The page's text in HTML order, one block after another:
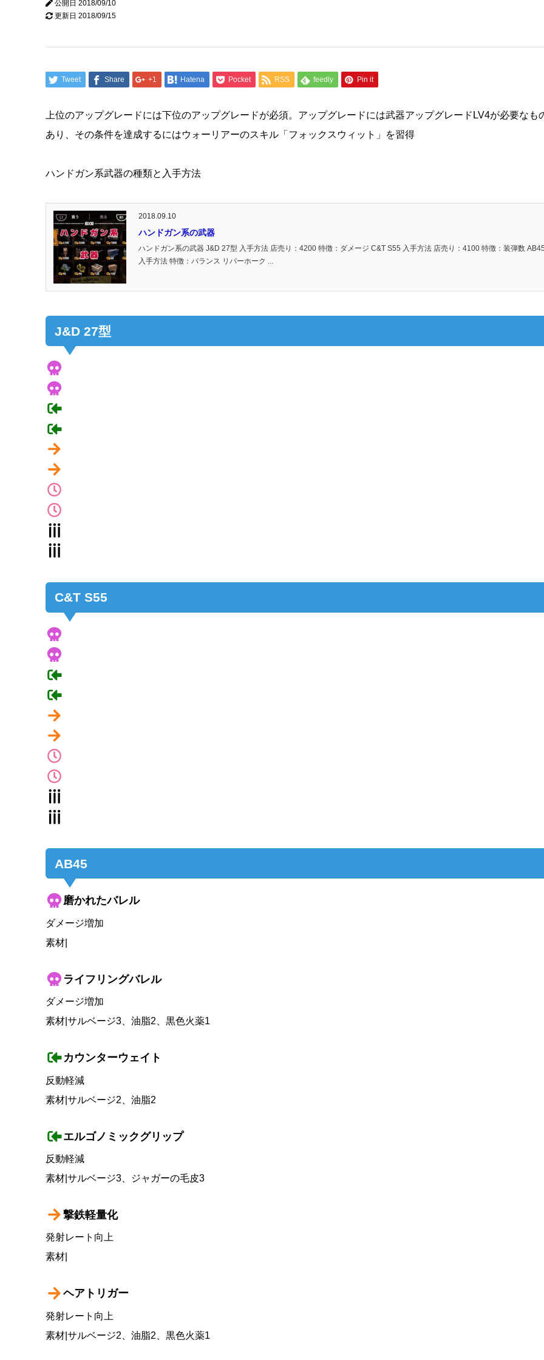
公開日 2018/09/10
更新日 2018/09/15
Tweet Share +1 Hatena Pocket RSS feedly Pin it
上位のアップグレードには下位のアップグレードが必須。アップグレードには武器アップグレードLV4が必要なも
あり、その条件を達成するにはウォーリアーのスキル「フォックスウィット」を習得
ハンドガン系武器の種類と入手方法
2018.09.10
ハンドガン系の武器
ハンドガン系の武器 J&D 27型 入手方法 店売り：4200 特徴：ダメージ C&T S55 入手方法 店売り：4100 特徴：装弾数
入手方法 特徴：バランス リバーホーク ...
J&D 27型
C&T S55
AB45
磨かれたバレル
ダメージ増加
素材|
ライフリングバレル
ダメージ増加
素材|サルベージ3、油脂2、黒色火薬1
カウンターウェイト
反動軽減
素材|サルベージ2、油脂2
エルゴノミックグリップ
反動軽減
素材|サルベージ3、ジャガーの毛皮3
撃鉄軽量化
発射レート向上
素材|
ヘアトリガー
発射レート向上
素材|サルベージ2、油脂2、黒色火薬1